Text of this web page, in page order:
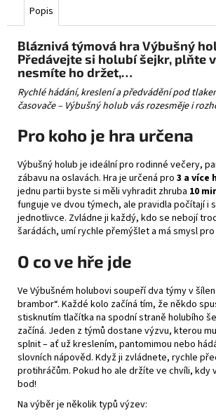
Popis
Bláznivá týmová hra Výbušný
Předávejte si holubí šejkr, plňte
nesmíte ho držet,…
Rychlé hádání, kreslení a předvádění pod
časovače – Výbušný holub vás rozesměje i
Pro koho je hra určena
Výbušný holub je ideální pro rodinné večery,
zábavu na oslavách. Hra je určená pro 3 a více
jednu partii byste si měli vyhradit zhruba 10
funguje ve dvou týmech, ale pravidla počítají i
jednotlivce. Zvládne ji každý, kdo se nebojí
šarádách, umí rychle přemýšlet a má smysl pro
O co ve hře jde
Ve Výbušném holubovi soupeří dva týmy v
brambor“. Každé kolo začíná tím, že někdo
stisknutím tlačítka na spodní straně holubího
začíná. Jeden z týmů dostane výzvu, kterou
splnit – ať už kreslením, pantomimou nebo
slovních nápověd. Když ji zvládnete, rychle
protihráčům. Pokud ho ale držíte ve chvíli, kdy
bod!
Na výběr je několik typů výzev:
LORCANA:
ATTACK
OF
THE
VINE!
BOOSTER
199
Kč